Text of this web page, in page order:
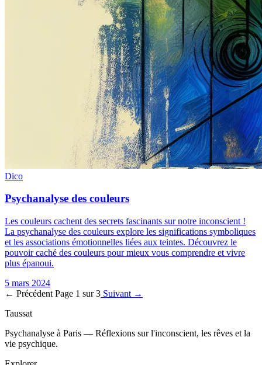
Dico
Psychanalyse des couleurs
Les couleurs cachent des secrets fascinants sur notre inconscient !
La psychanalyse des couleurs explore les significations symboliques
et les associations émotionnelles liées aux teintes. Découvrez le
pouvoir caché des couleurs pour mieux vous comprendre et vivre
plus épanoui.
5 mars 2024
← Précédent Page 1 sur 3 Suivant →
Taussat
Psychanalyse à Paris — Réflexions sur l'inconscient, les rêves et la
vie psychique.